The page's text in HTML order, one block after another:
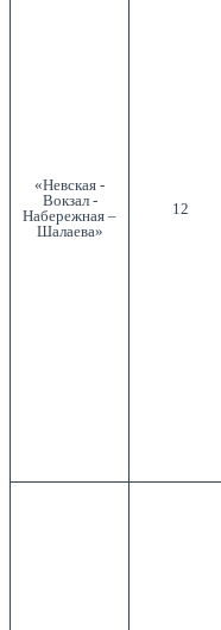
«Невская -
Вокзал -
Набережная –
Шалаева»
12